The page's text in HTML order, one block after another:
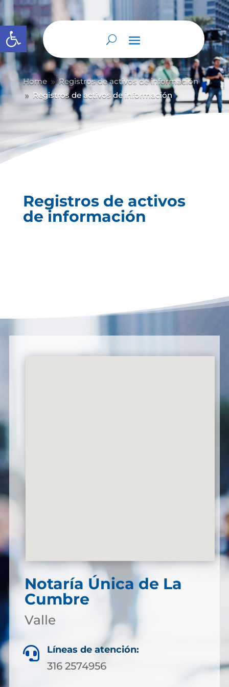
Abrir barra de herramientas
Home 9 Registros de activos de información
9 Registros de activos de información
Registros de activos
de información
Notaría Única de La
Cumbre
Valle
 Líneas de atención:
316 2574956